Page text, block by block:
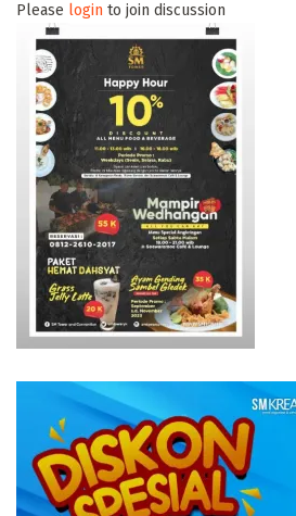
Please login to join discussion